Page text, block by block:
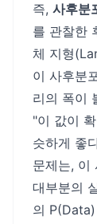
즉, 사후
를 관찰한
체 지형
이 사후분
리의 폭이
"이 값이
슷하게 좋
문제는, 이
대부분의
의